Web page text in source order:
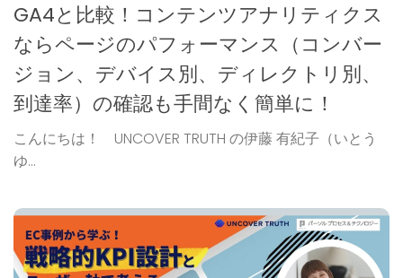
GA4と比較！コンテンツアナリティクス
ならページのパフォーマンス（コンバー
ジョン、デバイス別、ディレクトリ別、
到達率）の確認も手間なく簡単に！
こんにちは！ UNCOVER TRUTH の伊藤 有紀子（いとう
ゆ...